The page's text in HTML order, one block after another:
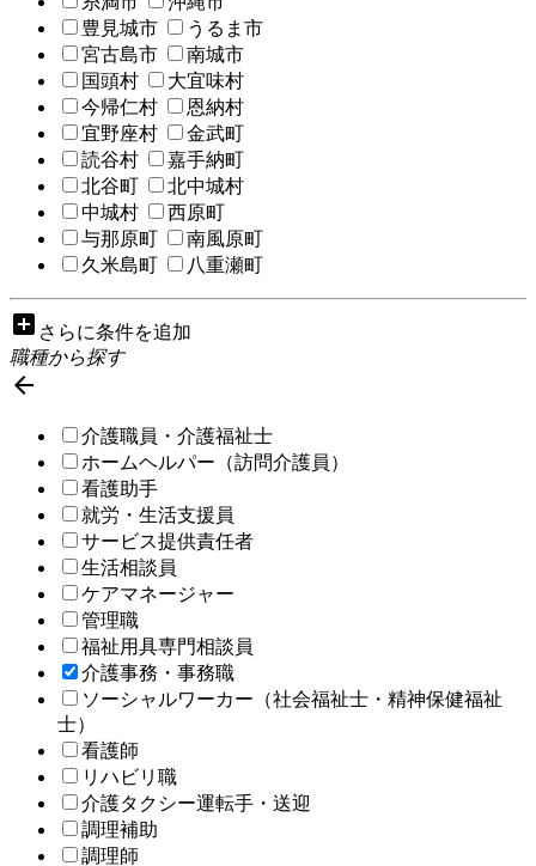
豊見城市
うるま市
宮古島市
南城市
国頭村
大宜味村
今帰仁村
恩納村
宜野座村
金武町
読谷村
嘉手納町
北谷町
北中城村
中城村
西原町
与那原町
南風原町
久米島町
八重瀬町
add_box さらに条件を追加
職種から探す

介護職員・介護福祉士
ホームヘルパー（訪問介護員）
看護助手
就労・生活支援員
サービス提供責任者
生活相談員
ケアマネージャー
管理職
福祉用具専門相談員
介護事務・事務職
ソーシャルワーカー（社会福祉士・精神保健福祉
士）
看護師
リハビリ職
介護タクシー運転手・送迎
調理補助
調理師